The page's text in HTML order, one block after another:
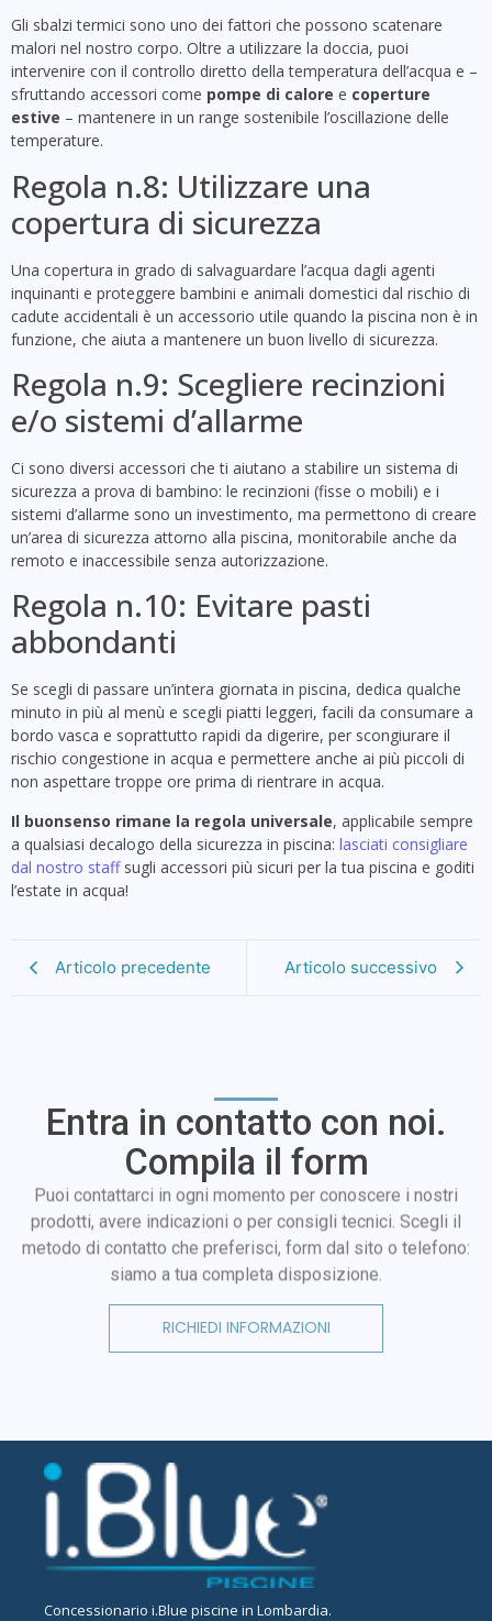
Gli sbalzi termici sono uno dei fattori che possono scatenare
malori nel nostro corpo. Oltre a utilizzare la doccia, puoi
intervenire con il controllo diretto della temperatura dell’acqua e –
sfruttando accessori come pompe di calore e coperture
estive – mantenere in un range sostenibile l’oscillazione delle
temperature.
Regola n.8: Utilizzare una
copertura di sicurezza
Una copertura in grado di salvaguardare l’acqua dagli agenti
inquinanti e proteggere bambini e animali domestici dal rischio di
cadute accidentali è un accessorio utile quando la piscina non è in
funzione, che aiuta a mantenere un buon livello di sicurezza.
Regola n.9: Scegliere recinzioni
e/o sistemi d’allarme
Ci sono diversi accessori che ti aiutano a stabilire un sistema di
sicurezza a prova di bambino: le recinzioni (fisse o mobili) e i
sistemi d’allarme sono un investimento, ma permettono di creare
un’area di sicurezza attorno alla piscina, monitorabile anche da
remoto e inaccessibile senza autorizzazione.
Regola n.10: Evitare pasti
abbondanti
Se scegli di passare un’intera giornata in piscina, dedica qualche
minuto in più al menù e scegli piatti leggeri, facili da consumare a
bordo vasca e soprattutto rapidi da digerire, per scongiurare il
rischio congestione in acqua e permettere anche ai più piccoli di
non aspettare troppe ore prima di rientrare in acqua.
Il buonsenso rimane la regola universale, applicabile sempre
a qualsiasi decalogo della sicurezza in piscina: lasciati consigliare
dal nostro staffsugli accessori più sicuri per la tua piscina e goditi
l’estate in acqua!
Articolo precedente Articolo successivo
Entra in contatto con noi.
Compila il form
Puoi contattarci in ogni momento per conoscere i nostri
prodotti, avere indicazioni o per consigli tecnici. Scegli il
metodo di contatto che preferisci, form dal sito o telefono:
siamo a tua completa disposizione.
RICHIEDI INFORMAZIONI
Concessionario i.Blue piscine in Lombardia.